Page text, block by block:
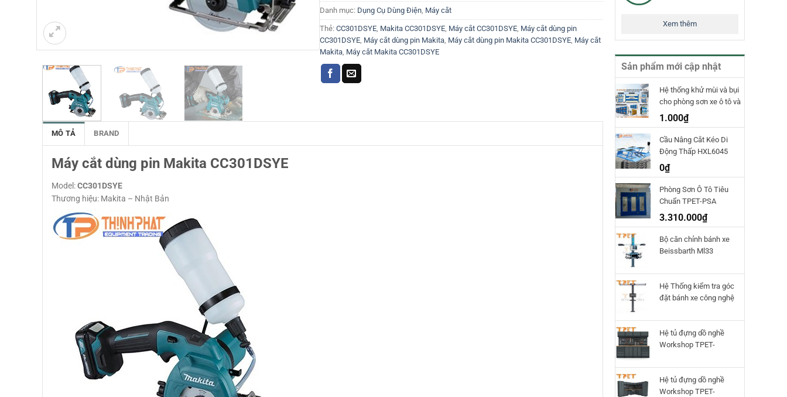
Xem thêm
Sản phẩm mới cập nhật
Hệ thống khử mùi và bụi
cho phòng sơn xe ô tô và
phòng sơn công nghiệp
TPET
1.000₫
Cầu Nâng Cắt Kéo Di
Động Thấp HXL6045
Hauvrex
0₫
Phòng Sơn Ô Tô Tiêu
Chuẩn TPET-PSA
3.310.000₫
Bộ căn chỉnh bánh xe
Beissbarth Ml33
Hệ Thống kiểm tra góc
đặt bánh xe công nghệ
Beissbarth
Hệ tủ đựng dồ nghề
Workshop TPET-
Hệ tủ đựng dồ nghề
Workshop TPET-
Danh mục: Dụng Cụ Dùng Điện Máy cắt
Thẻ: CC301DSYE Makita CC301DSYE Máy cắt CC301DSYE Máy cắt dùng pin
CC301DSYE Máy cắt dùng pin Makita Máy cắt dùng pin Makita CC301DSYE Máy cắt
Makita Máy cắt Makita CC301DSYE
MÔ TẢ BRAND
Máy cắt dùng pin Makita CC301DSYE
Model:CC301DSYE
Thương hiệu: Makita – Nhật Bản